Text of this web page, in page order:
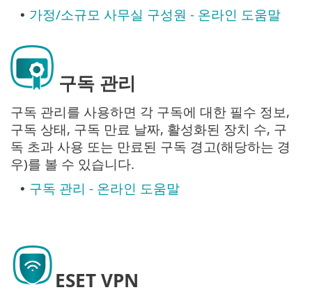
• 가정/소규모 사무실 구성원 - 온라인 도움말
구독 관리
구독 관리를 사용하면 각 구독에 대한 필수 정보,
구독 상태, 구독 만료 날짜, 활성화된 장치 수, 구
독 초과 사용 또는 만료된 구독 경고(해당하는 경
우)를 볼 수 있습니다.
• 구독 관리 - 온라인 도움말
ESET VPN